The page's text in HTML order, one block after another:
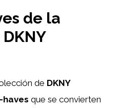
de la
de DKNY
haves que se convierten